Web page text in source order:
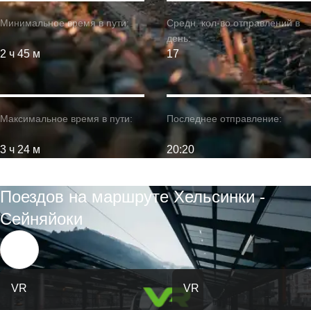
Минимальное время в пути:
2 ч 45 м
Максимальное время в пути:
3 ч 24 м
Средн. кол-во отправлений в
день:
17
Последнее отправление:
20:20
Поездов на маршруте Хельсинки -
Сейняйоки
VR VR